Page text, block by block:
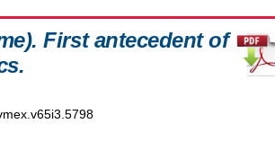
First antecedent of